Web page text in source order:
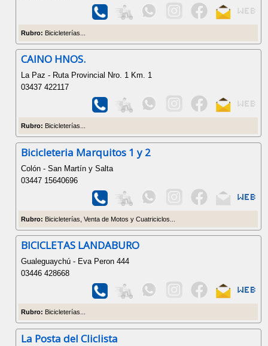
Rubro: Bicicleterías...
CAINO HNOS.
La Paz - Ruta Provincial Nro. 1 Km. 1
03437 422117
Rubro: Bicicleterías...
Bicicleteria Marquitos 1 y 2
Colón - San Martín y Salta
03447 15640696
Rubro: Bicicleterías, Venta de Motos y Cuatriciclos...
BICICLETAS LANDABURO
Gualeguaychú - Eva Peron 444
03446 428668
Rubro: Bicicleterías...
La Posta del Cliclista